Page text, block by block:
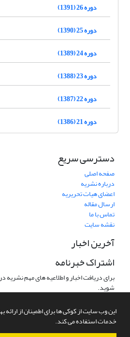
این وب سایت از کوکی ها برای اطمینان از ارائه
خدمات استفاده می کند.
دوره 26 (1391)
دوره 25 (1390)
دوره 24 (1389)
دوره 23 (1388)
دوره 22 (1387)
دوره 21 (1386)
دسترسی سریع
صفحه اصلی
درباره نشریه
اعضای هیات تحریریه
ارسال مقاله
تماس با ما
نقشه سایت
آخرین اخبار
اشتراک خبرنامه
برای دریافت اخبار و اطلاعیه های مهم
شوید.